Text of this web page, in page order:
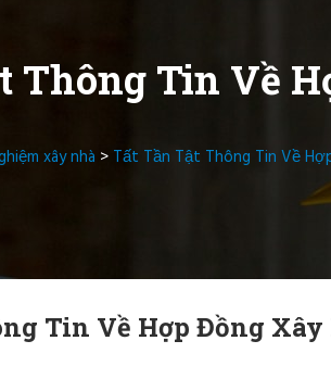
Thông Tin Về
xây nhà > Tất Tần Tật Thông Tin Về
Tin Về Hợp Đồng Xây